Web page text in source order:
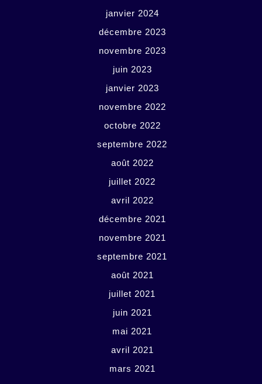
janvier 2024
décembre 2023
novembre 2023
juin 2023
janvier 2023
novembre 2022
octobre 2022
septembre 2022
août 2022
juillet 2022
avril 2022
décembre 2021
novembre 2021
septembre 2021
août 2021
juillet 2021
juin 2021
mai 2021
avril 2021
mars 2021